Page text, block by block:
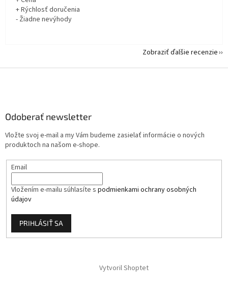
+ Rýchlosť doručenia
- Žiadne nevýhody
Zobraziť ďalšie recenzie
Odoberať newsletter
Vložte svoj e-mail a my Vám budeme zasielať informácie o nových
produktoch na našom e-shope.
Email
Vložením e-mailu súhlasíte s podmienkami ochrany osobných
údajov
PRIHLÁSIŤ SA
Vytvoril Shoptet